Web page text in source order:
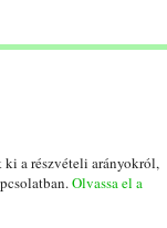
ki a részvételi arányokról,
Olvassa el a